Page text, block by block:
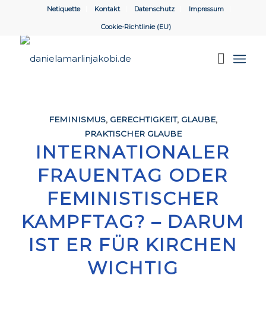
Netiquette Kontakt Datenschutz Impressum
Cookie-Richtlinie (EU)
FEMINISMUS, GERECHTIGKEIT, GLAUBE,
PRAKTISCHER GLAUBE
INTERNATIONALER
FRAUENTAG ODER
FEMINISTISCHER
KAMPFTAG? – DARUM
IST ER FÜR KIRCHEN
WICHTIG